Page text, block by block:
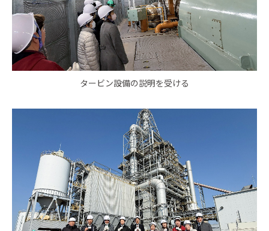
タービン設備の説明を受ける